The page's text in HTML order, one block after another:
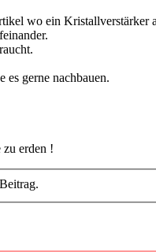
wo ein
es gerne nachbauen.
zu erden !